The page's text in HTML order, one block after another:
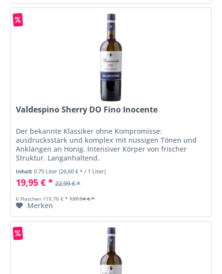
Valdespino Sherry DO Fino Inocente
Der bekannte Klassiker ohne Kompromisse:
ausdrucksstark und komplex mit nussigen Tönen und
Anklängen an Honig. Intensiver Körper von frischer
Struktur. Langanhaltend.
Inhalt0.75 Liter(26,60 € * / 1 Liter)
19,95 € * 22,99 € *
6 Flaschen 119,70 € * 137,94 € *
Merken